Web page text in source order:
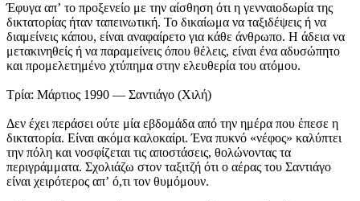
Έφυγα απʼ το προξενείο με την αίσθηση ότι η γενναιο­δωρία της
δικτατορίας ήταν ταπεινωτική. Το δικαίωμα να ταξιδέψεις ή να
διαμείνεις κάπου, είναι αναφαίρετο για κάθε άνθρωπο. Η άδεια να
μετακινηθείς ή να παραμείνεις όπου θέλεις, είναι ένα αδυσώπητο
και προμελετημένο χτύπημα στην ελευθερία του ατόμου.
Τρία: Μάρτιος 1990 — Σαντιάγο (Χιλή)
Δεν έχει περάσει ούτε μία εβδομάδα από την ημέρα που έπεσε η
δικτατορία. Είναι ακόμα καλοκαίρι. Ένα πυκνό «νέφος» καλύπτει
την πόλη και νοσφίζεται τις αποστάσεις, θολώνοντας τα
περιγράμματα. Σχολιάζω στον ταξιτζή ότι ο αέρας του Σαντιάγο
είναι χειρότερος απʼ ό,τι τον θυμόμουν.